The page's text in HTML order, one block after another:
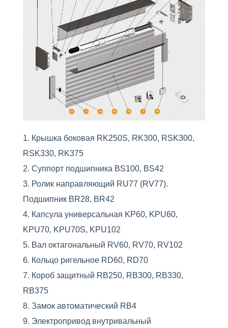
Крышка боковая RK250S, RK300, RSK300,
RSK330, RK375
Суппорт подшипника BS100, BS42
Ролик направляющий RU77 (RV77).
Подшипник BR28, BR42
Капсула универсальная KP60, KPU60,
KPU70, KPU70S, KPU102
Вал октагональный RV60, RV70, RV102
Кольцо ригельное RD60, RD70
Короб защитный RB250, RB300, RB330,
RB375
Замок автоматический RB4
Электропривод внутривальный